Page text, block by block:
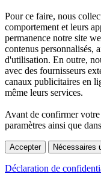
Pour ce faire, nous
comportement et leurs
permanence notre site
contenus personnalisés,
d'utilisation. En outre,
avec des fournisseurs
canaux publicitaires en
même leurs services.
Avant de confirmer
paramètres ainsi que
Accepter Nécessaires
Déclaration de